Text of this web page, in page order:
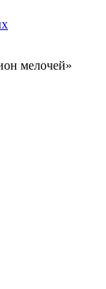
мелочей»